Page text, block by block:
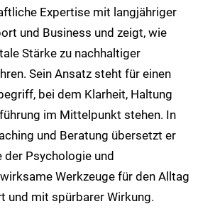
Expertise mit langjähriger
und Business und zeigt, wie
Stärke zu nachhaltiger
Sein Ansatz steht für einen
bei dem Klarheit, Haltung
im Mittelpunkt stehen. In
und Beratung übersetzt er
der Psychologie und
Werkzeuge für den Alltag
und mit spürbarer Wirkung.